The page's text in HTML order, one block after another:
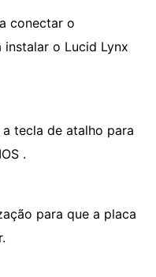
conectar o
o Lucid Lynx
tecla de atalho para
.
para que a placa